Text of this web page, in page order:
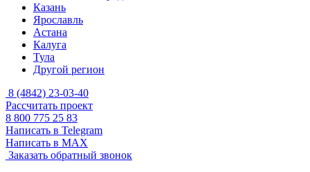
Казань
Ярославль
Астана
Калуга
Тула
Другой регион
8 (4842) 23-03-40
Рассчитать проект
8 800 775 25 83
Написать в Telegram
Написать в MAX
Заказать обратный звонок